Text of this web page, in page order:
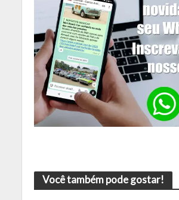
Você também pode gostar!